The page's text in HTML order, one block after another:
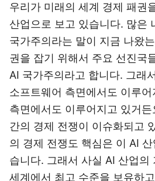
우리가 미래의 세계 경제 패권
산업으로 보고 있습니다. 많은
국가주의라는 말이 지금 나왔
권을 잡기 위해서 주요 선진국
AI 국가주의라고 합니다. 그래
소프트웨어 측면에서도 이루
측면에서도 이루어지고 있거
간의 경제 전쟁이 이슈화되고
의 경제 전쟁도 핵심은 이 AI
습니다. 그래서 사실 AI 산업의
세계에서 최고 수준을 보유하